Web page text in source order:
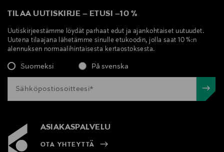
TILAA UUTISKIRJE – ETUSI –10 %
Uutiskirjeestämme löydät parhaat edut ja ajankohtaiset uutuudet.
Uutena tilaajana lähetämme sinulle etukoodin, jolla saat 10 %:n
alennuksen normaalihintaisesta kertaostoksesta.
Suomeksi På svenska
ASIAKASPALVELU
OTA YHTEYTTÄ